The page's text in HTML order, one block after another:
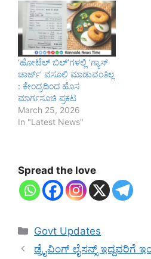
‘ಹೋಟೆಲ್ ಬಿಲ್’ಗಳಲ್ಲಿ ‘ಗ್ಯಾಸ್
ಚಾರ್ಜ್’ ವಸೂಲಿ ಮಾಡುವಂತಿಲ್ಲ
: ಕೇಂದ್ರದಿಂದ ಹೊಸ
ಮಾರ್ಗಸೂಚಿ ಪ್ರಕಟ
March 25, 2026
In "Latest News"
Spread the love
Categories
Govt Updates
ಡ್ರೈವಿಂಗ್ ಲೈಸನ್ಸ್ ಇದ್ದವರಿಗೆ